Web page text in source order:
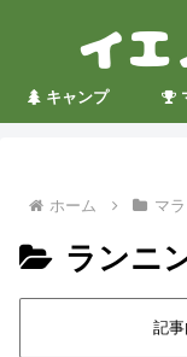
キャンプ
ホーム マ
ランニ
記事